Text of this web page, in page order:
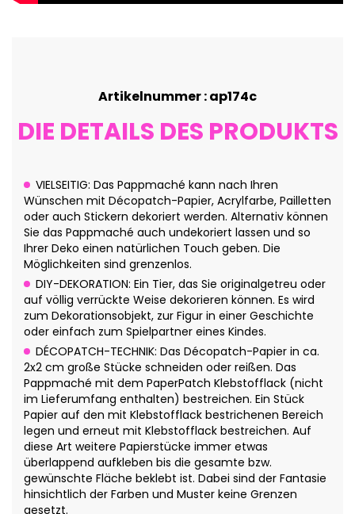
Artikelnummer : ap174c
DIE DETAILS DES PRODUKTS
VIELSEITIG: Das Pappmaché kann nach Ihren
Wünschen mit Décopatch-Papier, Acrylfarbe, Pailletten
oder auch Stickern dekoriert werden. Alternativ können
Sie das Pappmaché auch undekoriert lassen und so
Ihrer Deko einen natürlichen Touch geben. Die
Möglichkeiten sind grenzenlos.
DIY-DEKORATION: Ein Tier, das Sie originalgetreu oder
auf völlig verrückte Weise dekorieren können. Es wird
zum Dekorationsobjekt, zur Figur in einer Geschichte
oder einfach zum Spielpartner eines Kindes.
DÉCOPATCH-TECHNIK: Das Décopatch-Papier in ca.
2x2 cm große Stücke schneiden oder reißen. Das
Pappmaché mit dem PaperPatch Klebstofflack (nicht
im Lieferumfang enthalten) bestreichen. Ein Stück
Papier auf den mit Klebstofflack bestrichenen Bereich
legen und erneut mit Klebstofflack bestreichen. Auf
diese Art weitere Papierstücke immer etwas
überlappend aufkleben bis die gesamte bzw.
gewünschte Fläche beklebt ist. Dabei sind der Fantasie
hinsichtlich der Farben und Muster keine Grenzen
gesetzt.